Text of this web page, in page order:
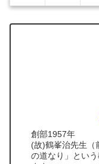
創部1957年
(故)鶴峯治先生（
の道なり」とい